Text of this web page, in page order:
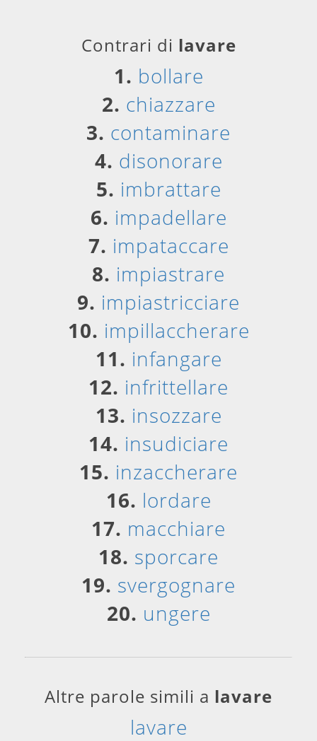
Contrari di lavare
1. bollare
2. chiazzare
3. contaminare
4. disonorare
5. imbrattare
6. impadellare
7. impataccare
8. impiastrare
9. impiastricciare
10. impillaccherare
11. infangare
12. infrittellare
13. insozzare
14. insudiciare
15. inzaccherare
16. lordare
17. macchiare
18. sporcare
19. svergognare
20. ungere
Altre parole simili a lavare
lavare